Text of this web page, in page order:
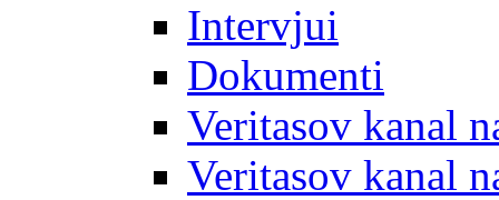
Intervjui
Dokumenti
Veritasov kanal
Veritasov kanal